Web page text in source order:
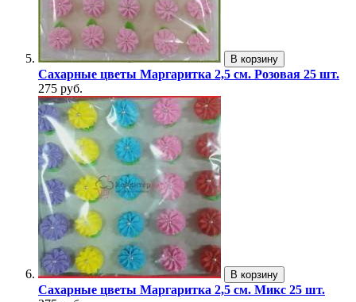
В корзину
Сахарные цветы Маргаритка 2,5 см. Розовая 25 шт.
275 руб.
В корзину
Сахарные цветы Маргаритка 2,5 см. Микс 25 шт.